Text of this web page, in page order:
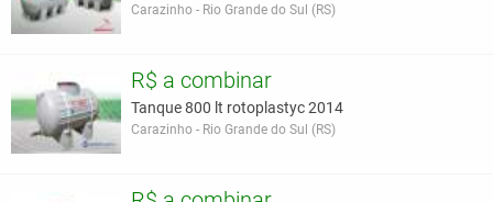
Carazinho - Rio Grande do Sul (RS)
R$ a combinar
Tanque 800 lt rotoplastyc 2014
Carazinho - Rio Grande do Sul (RS)